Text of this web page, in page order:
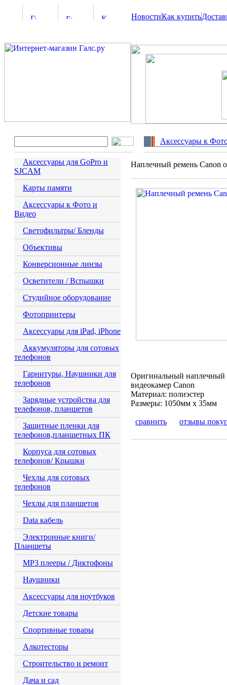
НовостиКак купить
Аксессуары к
Аксессуары для GoPro и
SJCAM
Карты памяти
Аксессуары к Фото и
Видео
Светофильтры/ Бленды
Объективы
Конверсионные линзы
Осветители / Вспышки
Студийное оборудование
Фотопринтеры
Аксессуары для iPad, iPhone
Аккумуляторы для сотовых
телефонов
Гарнитуры, Наушники для
телефонов
Зарядные устройства для
телефонов, планшетов
Защитные пленки для
телефонов,планшетных ПК
Корпуса для сотовых
телефонов/ Крышки
Чехлы для сотовых
телефонов
Чехлы для планшетов
Data кабель
Электронные книги/
Планшеты
MP3 плееры / Диктофоны
Наушники
Аксессуары для ноутбуков
Детские товары
Спортивные товары
Алкотесторы
Строительство и ремонт
Дача и сад
Наплечный ремень Canon
Оригинальный наплечный
видеокамер Canon
Материал: полиэстер
Размеры: 1050мм х 35мм
сравнить отзывы